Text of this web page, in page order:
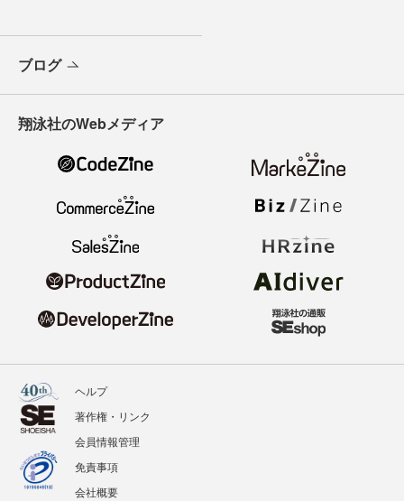
ブログ
翔泳社のWebメディア
ヘルプ
著作権・リンク
会員情報管理
免責事項
会社概要